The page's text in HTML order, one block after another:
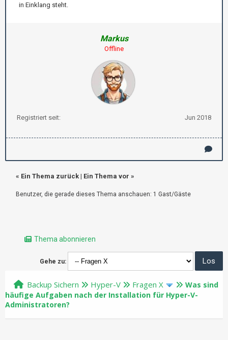
in Einklang steht.
Markus
Offline
Registriert seit: Jun 2018
« Ein Thema zurück | Ein Thema vor »
Benutzer, die gerade dieses Thema anschauen: 1 Gast/Gäste
Thema abonnieren
Gehe zu:
Backup Sichern Hyper-V Fragen X
Was sind
häufige Aufgaben nach der Installation für Hyper-V-
Administratoren?